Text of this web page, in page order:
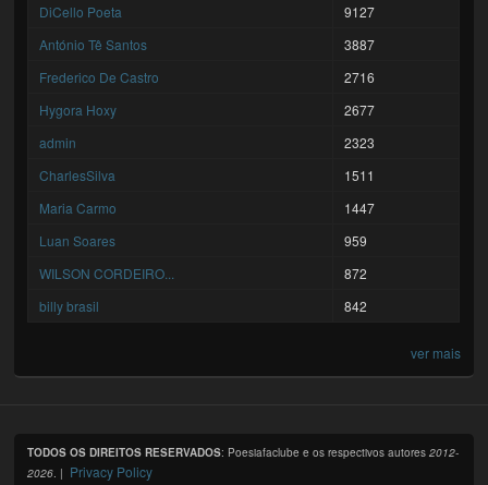
DiCello Poeta
9127
António Tê Santos
3887
Frederico De Castro
2716
Hygora Hoxy
2677
admin
2323
CharlesSilva
1511
Maria Carmo
1447
Luan Soares
959
WILSON CORDEIRO...
872
billy brasil
842
ver mais
TODOS OS DIREITOS RESERVADOS: Poesiafaclube e os respectivos autores2012-
2026 . | Privacy Policy